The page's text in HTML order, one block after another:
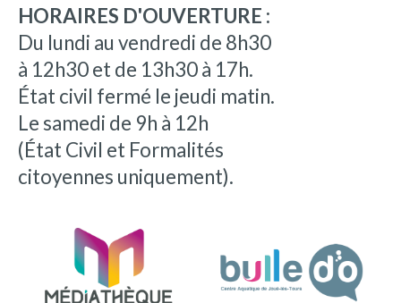
HORAIRES D'OUVERTURE :
Du lundi au vendredi de 8h30
à 12h30 et de 13h30 à 17h.
État civil fermé le jeudi matin.
Le samedi de 9h à 12h
(État Civil et Formalités
citoyennes uniquement).